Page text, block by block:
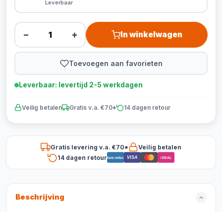
Leverbaar
− + In winkelwagen
Toevoegen aan favorieten
Leverbaar: levertijd 2-5 werkdagen
Veilig betalen Gratis v.a. €70* 14 dagen retour
Gratis levering v.a. €70*
Veilig betalen
14 dagen retourBancontact VISA iDEAL
Beschrijving